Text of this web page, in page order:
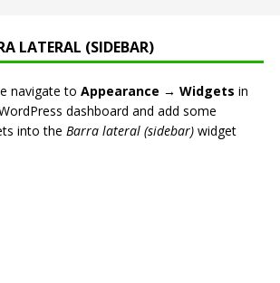
LATERAL (SIDEBAR)
navigate to Appearance → Widgets in
dashboard and add some
into the Barra lateral (sidebar)widget